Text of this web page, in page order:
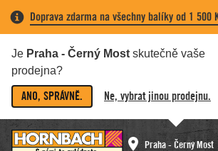
Doprava zdarma na všechny balíky od 1 500
Je Praha - Černý Most skutečně vaše
prodejna?
ANO, SPRÁVNĚ. Ne, vybrat jinou prodejnu.
Praha - Černý Most